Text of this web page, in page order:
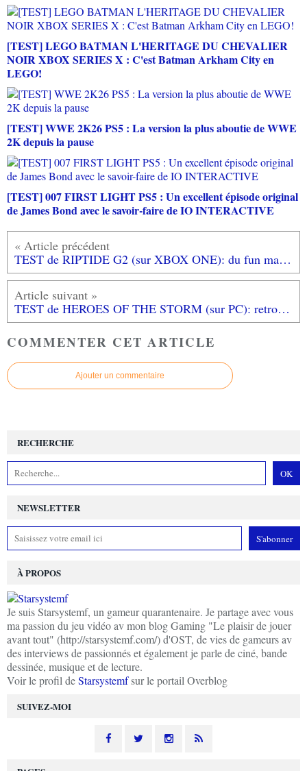
[TEST] LEGO BATMAN L'HERITAGE DU CHEVALIER
NOIR XBOX SERIES X : C'est Batman Arkham City en
LEGO!
[TEST] WWE 2K26 PS5 : La version la plus aboutie de WWE
2K depuis la pause
[TEST] 007 FIRST LIGHT PS5 : Un excellent épisode original
de James Bond avec le savoir-faire de IO INTERACTIVE
TEST de RIPTIDE G2 (sur XBOX ONE): du fun mais...
TEST de HEROES OF THE STORM (sur PC): retrouvez tous les héros Blizzard!
COMMENTER CET ARTICLE
Ajouter un commentaire
NEWSLETTER
SUIVEZ-MOI
RECHERCHE
À PROPOS
Je suis Starsystemf, un gameur quarantenaire. Je partage avec vous
ma passion du jeu vidéo av mon blog Gaming "Le plaisir de jouer
avant tout" (http://starsystemf.com/) d'OST, de vies de gameurs av
des interviews de passionnés et également je parle de ciné, bande
dessinée, musique et de lecture.
Voir le profil deStarsystemfsur le portail Overblog